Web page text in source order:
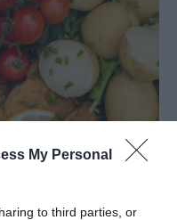
My Personal
to third parties, or